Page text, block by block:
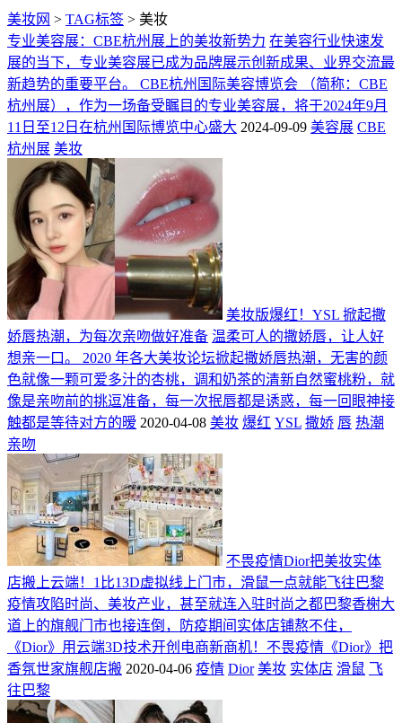
美妆网 > TAG标签 > 美妆
专业美容展：CBE杭州展上的美妆新势力 在美容行业快速发
展的当下，专业美容展已成为品牌展示创新成果、业界交流最
新趋势的重要平台。 CBE杭州国际美容博览会 （简称：CBE
杭州展），作为一场备受瞩目的专业美容展，将于2024年9月
11日至12日在杭州国际博览中心盛大 2024-09-09 美容展 CBE
杭州展 美妆
美妆版爆红！YSL 掀起撒
娇唇热潮，为每次亲吻做好准备 温柔可人的撒娇唇，让人好
想亲一口。 2020 年各大美妆论坛掀起撒娇唇热潮，无害的颜
色就像一颗可爱多汁的杏桃，调和奶茶的清新自然蜜桃粉，就
像是亲吻前的挑逗准备，每一次抿唇都是诱惑，每一回眼神接
触都是等待对方的暧 2020-04-08 美妆 爆红 YSL 撒娇 唇 热潮
亲吻
不畏疫情Dior把美妆实体
店搬上云端！1比13D虚拟线上门市，滑鼠一点就能飞往巴黎
疫情攻陷时尚、美妆产业，甚至就连入驻时尚之都巴黎香榭大
道上的旗舰门市也接连倒，防疫期间实体店铺熬不住，
《Dior》用云端3D技术开创电商新商机！不畏疫情《Dior》把
香氛世家旗舰店搬 2020-04-06 疫情 Dior 美妆 实体店 滑鼠 飞
往巴黎